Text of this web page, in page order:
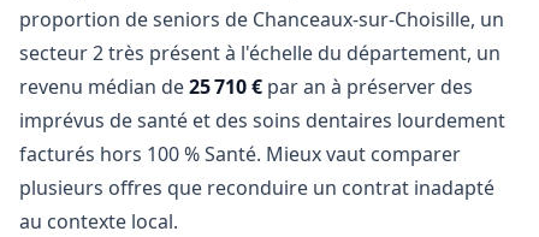
proportion de seniors de Chanceaux-sur-Choisille, un
secteur 2 très présent à l'échelle du département, un
revenu médian de25 710 € par an à préserver des
imprévus de santé et des soins dentaires lourdement
facturés hors 100 % Santé. Mieux vaut comparer
plusieurs offres que reconduire un contrat inadapté
au contexte local.